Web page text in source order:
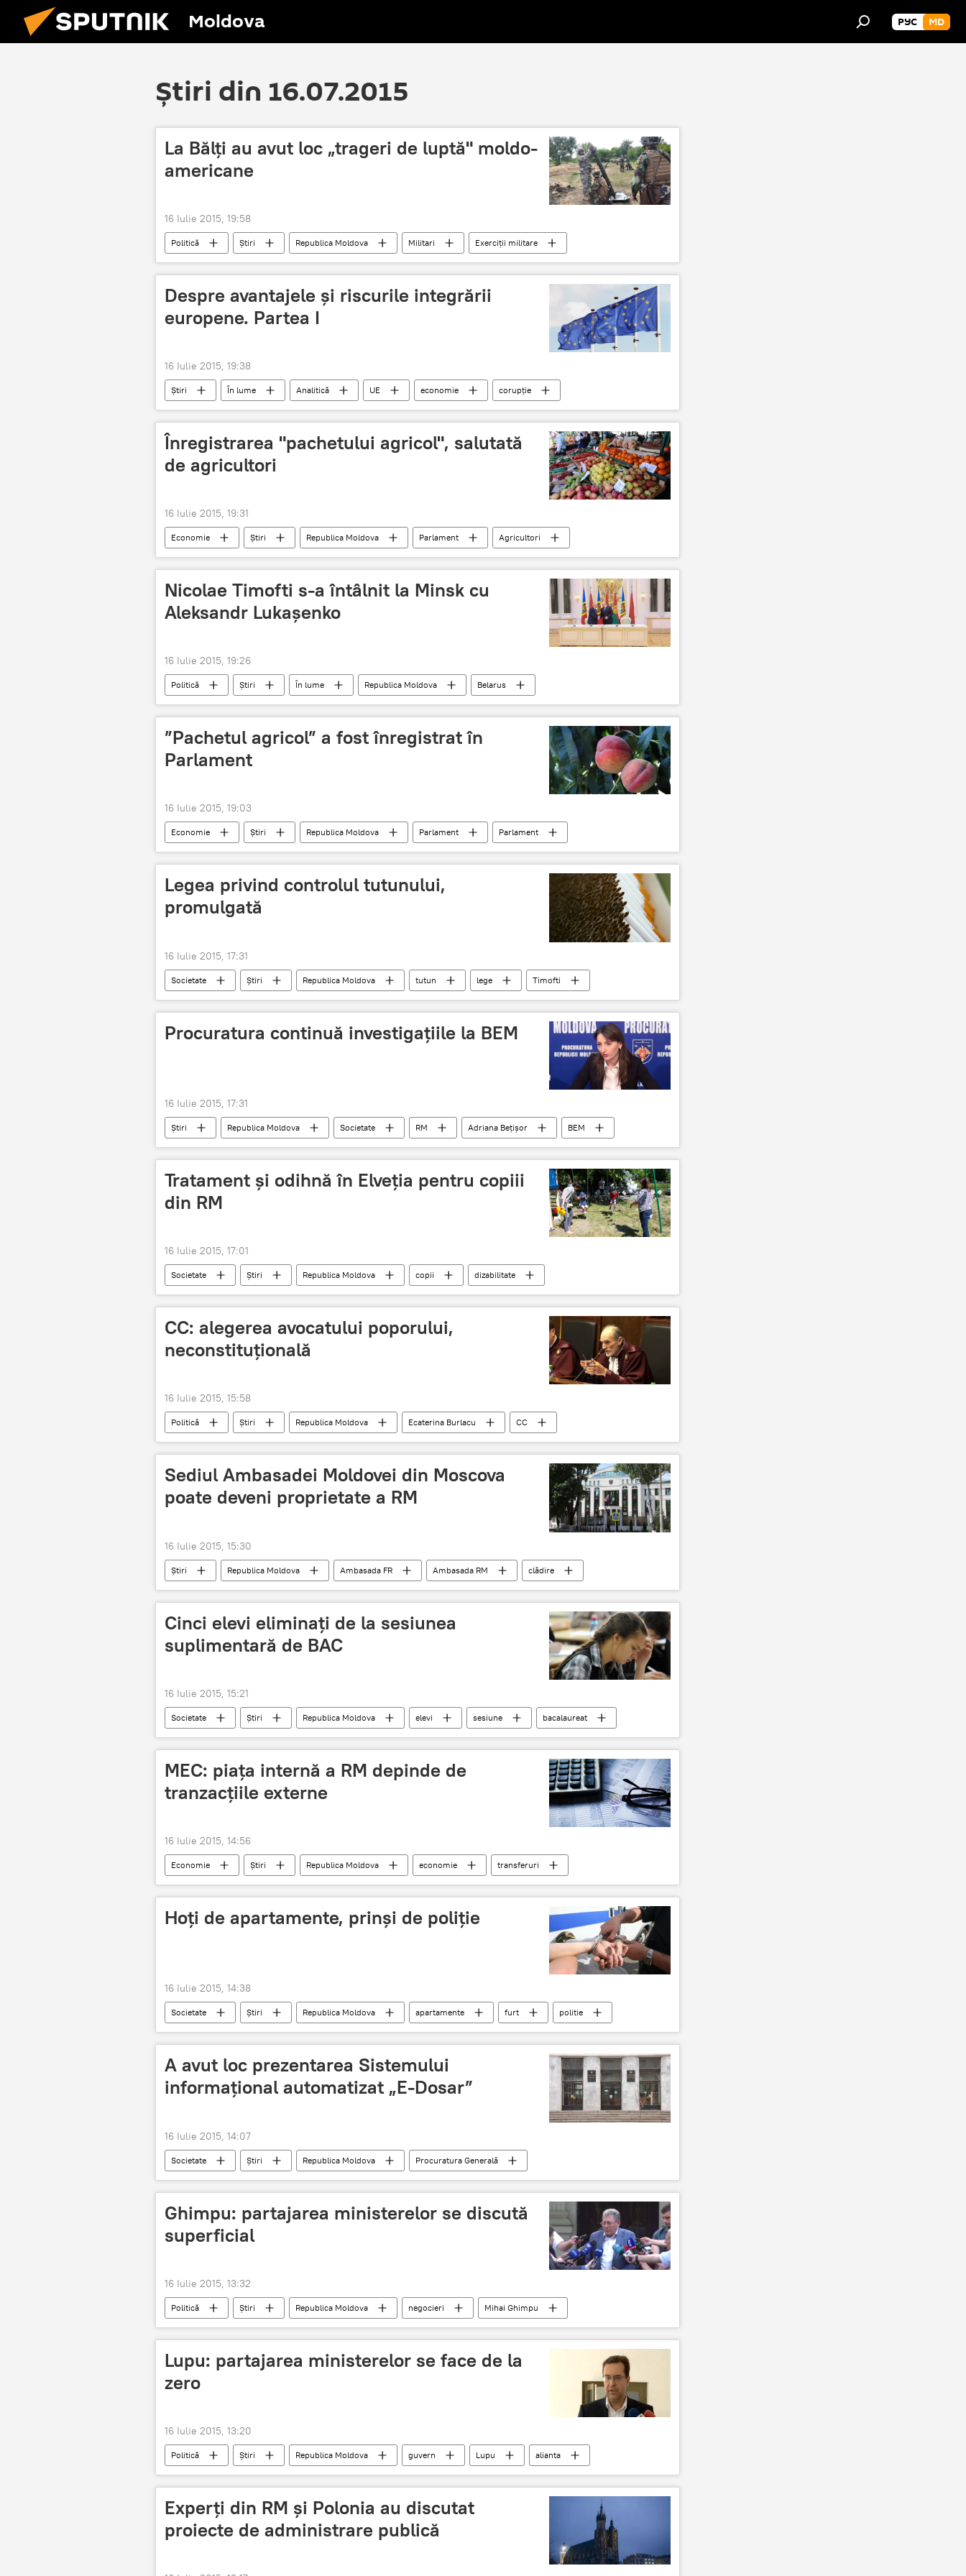
Moldova РУС MD
Știri din 16.07.2015
La Bălţi au avut loc „trageri de luptă" moldo-
americane
16 Iulie 2015, 19:58
Politică Știri Republica Moldova Militari
Exerciţii militare
Trageri de luptă
Despre avantajele şi riscurile integrării
europene. Partea I
16 Iulie 2015, 19:38
Știri În lume Analitică UE economie
corupţie
extindere
reforme dezvoltare integrare
Înregistrarea "pachetului agricol", salutată
de agricultori
16 Iulie 2015, 19:31
Economie Știri Republica Moldova Parlament
Agricultori
Proiecte de legi
Pachetul agricol Susţinere
Nicolae Timofti s-a întâlnit la Minsk cu
Aleksandr Lukaşenko
16 Iulie 2015, 19:26
Politică Știri În lume Republica Moldova
Belarus
Nicolae Timofti
Minsk Vizită oficială Aleksandr Lukaşenko
”Pachetul agricol” a fost înregistrat în
Parlament
16 Iulie 2015, 19:03
Economie Știri Republica Moldova Parlament
Parlament
Agricultura RM
Proiecte de legi Suport Pachetul agricol
Legea privind controlul tutunului,
promulgată
16 Iulie 2015, 17:31
Societate Știri Republica Moldova tutun lege Timofti
Procuratura continuă investigațiile la BEM
16 Iulie 2015, 17:31
Știri Republica Moldova Societate RM Adriana Bețișor
BEM
Caravita Co” SRL
anchetă, arest scheme
Tratament și odihnă în Elveția pentru copiii
din RM
16 Iulie 2015, 17:01
Societate Știri Republica Moldova copii dizabilitate
CC: alegerea avocatului poporului,
neconstituţională
16 Iulie 2015, 15:58
Politică Știri Republica Moldova Ecaterina Burlacu
CC
avocatul poporului
parlament
Sediul Ambasadei Moldovei din Moscova
poate deveni proprietate a RM
16 Iulie 2015, 15:30
Știri Republica Moldova Ambasada FR Ambasada RM
clădire
arendă
Rusia
Cinci elevi eliminaţi de la sesiunea
suplimentară de BAC
16 Iulie 2015, 15:21
Societate Știri Republica Moldova elevi sesiune
bacalaureat
eliminaţi
MEC: piața internă a RM depinde de
tranzacțiile externe
16 Iulie 2015, 14:56
Economie Știri Republica Moldova economie transferuri
Hoţi de apartamente, prinşi de poliţie
16 Iulie 2015, 14:38
Societate Știri Republica Moldova apartamente furt
politie
hoţ
A avut loc prezentarea Sistemului
informaţional automatizat „E-Dosar”
16 Iulie 2015, 14:07
Societate Știri Republica Moldova
Procuratura Generală
Procuratura Generală
e-Dosar Prezentare avantaje
Ghimpu: partajarea ministerelor se discută
superficial
16 Iulie 2015, 13:32
Politică Știri Republica Moldova negocieri
Mihai Ghimpu
coalitie
partajare funcţii
Lupu: partajarea ministerelor se face de la
zero
16 Iulie 2015, 13:20
Politică Știri Republica Moldova guvern Lupu alianta
Experți din RM și Polonia au discutat
proiecte de administrare publică